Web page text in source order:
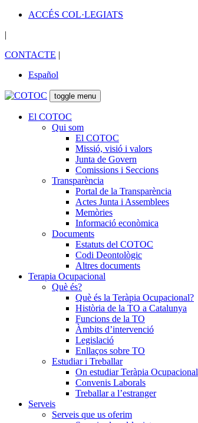
ACCÉS COL·LEGIATS
|
CONTACTE |
Español
toggle menu
El COTOC
Qui som
El COTOC
Missió, visió i valors
Junta de Govern
Comissions i Seccions
Transparència
Portal de la Transparència
Actes Junta i Assemblees
Memòries
Informació econòmica
Documents
Estatuts del COTOC
Codi Deontològic
Altres documents
Terapia Ocupacional
Què és?
Què és la Teràpia Ocupacional?
Història de la TO a Catalunya
Funcions de la TO
Àmbits d’intervenció
Legislació
Enllaços sobre TO
Estudiar i Treballar
On estudiar Teràpia Ocupacional
Convenis Laborals
Treballar a l’estranger
Serveis
Serveis que us oferim